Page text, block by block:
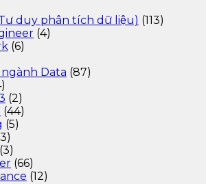
duy phân tích dữ liệu) (113)
(4)
(6)
Data (87)
(2)
(44)
(5)
(3)
(66)
(12)